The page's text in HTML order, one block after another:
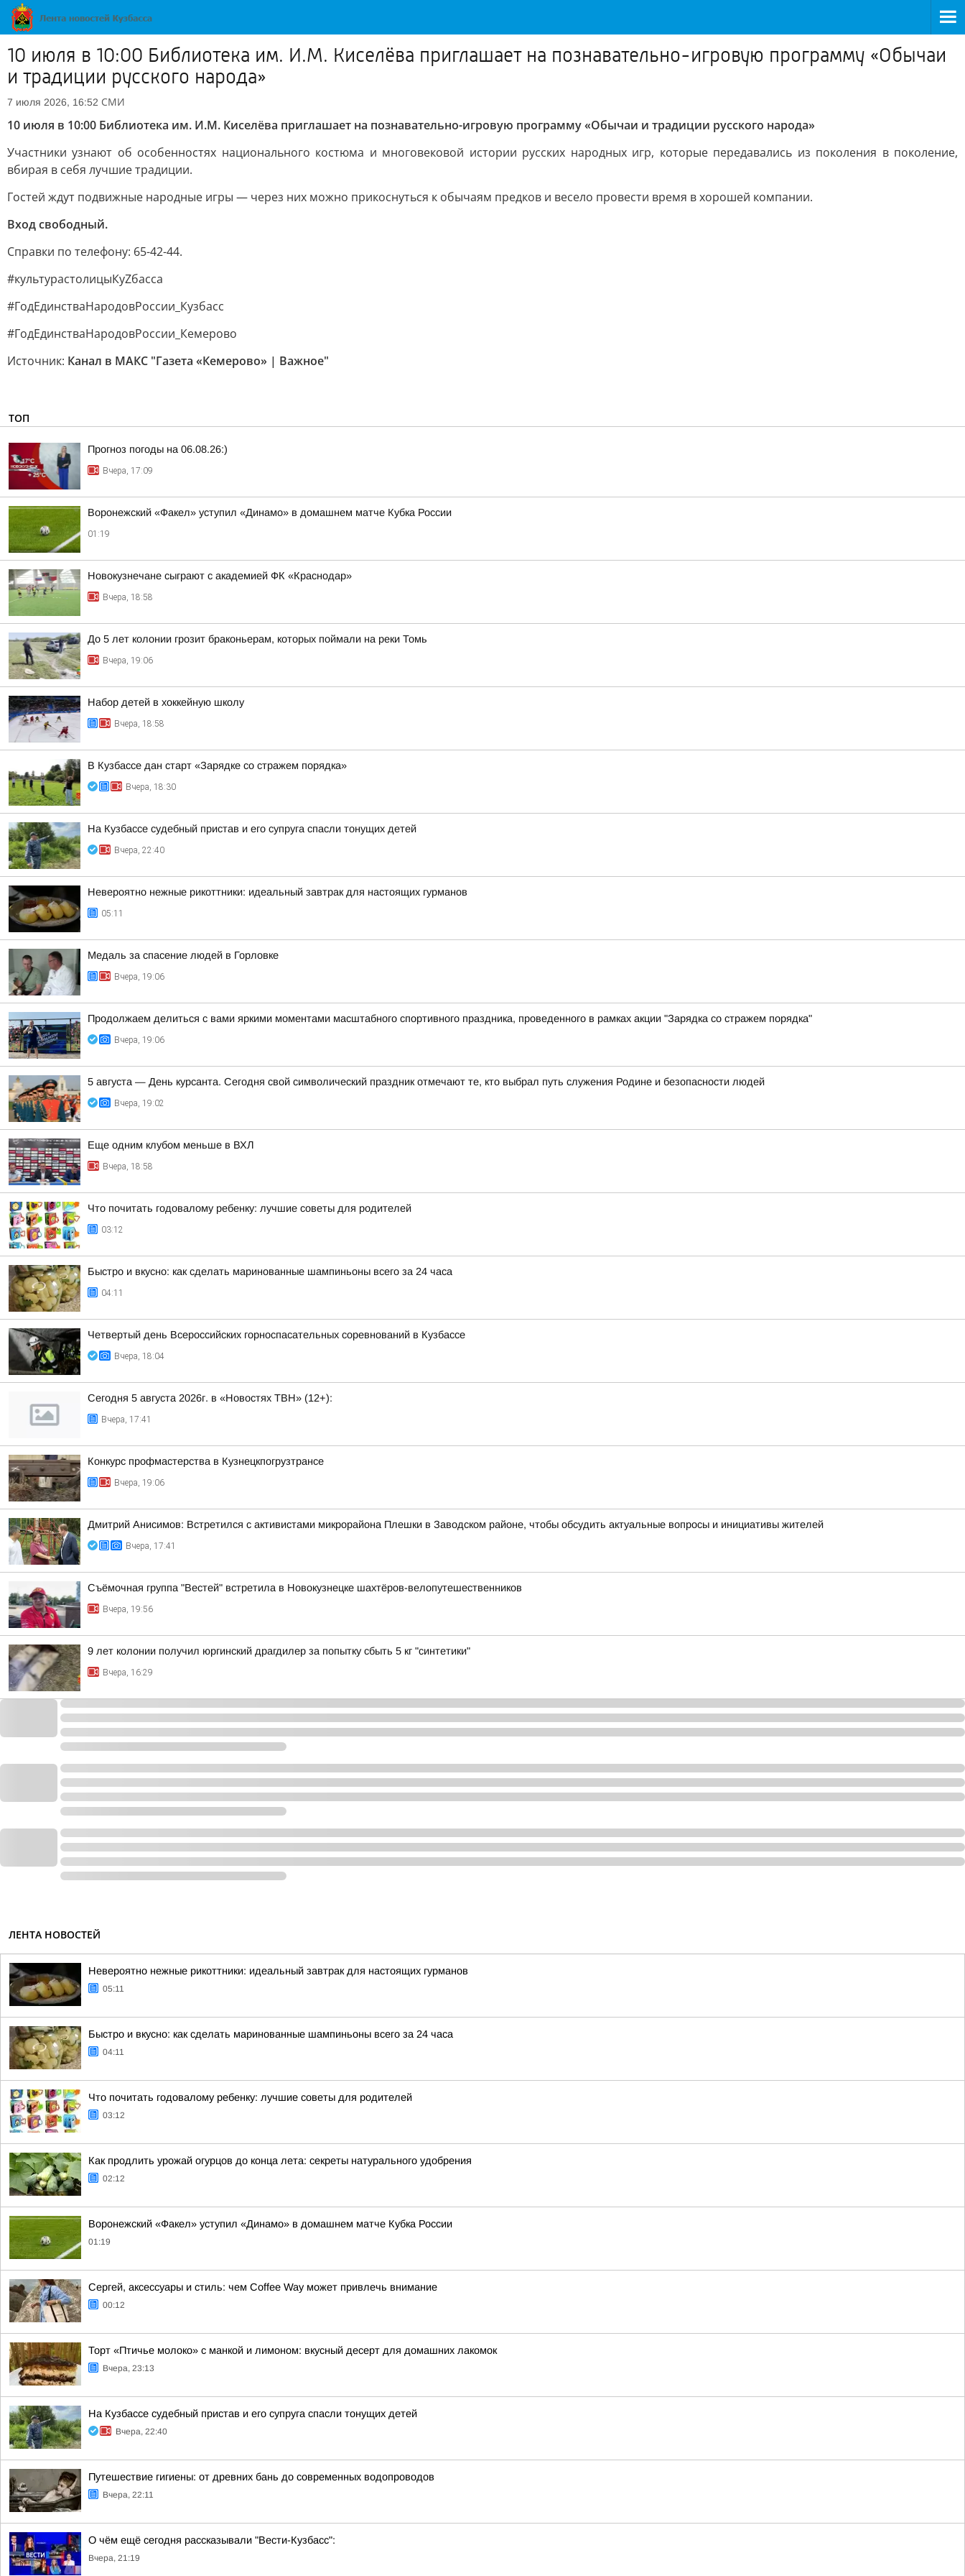
10 июля в 10:00 Библиотека им. И.М. Киселёва приглашает на познавательно-игровую программу «Обычаи
и традиции русского народа»
7 июля 2026, 16:52 СМИ
10 июля в 10:00 Библиотека им. И.М. Киселёва приглашает на познавательно-игровую программу «Обычаи и традиции русского народа»
Участники узнают об особенностях национального костюма и многовековой истории русских народных игр, которые передавались из поколения в поколение,
вбирая в себя лучшие традиции.
Гостей ждут подвижные народные игры — через них можно прикоснуться к обычаям предков и весело провести время в хорошей компании.
Вход свободный.
Справки по телефону: 65-42-44.
#культурастолицыКуZбасса
#ГодЕдинстваНародовРоссии_Кузбасс
#ГодЕдинстваНародовРоссии_Кемерово
Источник: Канал в МАКС "Газета «Кемерово» | Важное"
ТОП
Прогноз погоды на 06.08.26:)
Вчера, 17:09
Воронежский «Факел» уступил «Динамо» в домашнем матче Кубка России
01:19
Новокузнечане сыграют с академией ФК «Краснодар»
Вчера, 18:58
До 5 лет колонии грозит браконьерам, которых поймали на реки Томь
Вчера, 19:06
Набор детей в хоккейную школу
Вчера, 18:58
В Кузбассе дан старт «Зарядке со стражем порядка»
Вчера, 18:30
На Кузбассе судебный пристав и его супруга спасли тонущих детей
Вчера, 22:40
Невероятно нежные рикоттники: идеальный завтрак для настоящих гурманов
05:11
Медаль за спасение людей в Горловке
Вчера, 19:06
Продолжаем делиться с вами яркими моментами масштабного спортивного праздника, проведенного в рамках акции "Зарядка со стражем порядка"
Вчера, 19:06
5 августа — День курсанта. Сегодня свой символический праздник отмечают те, кто выбрал путь служения Родине и безопасности людей
Вчера, 19:02
Еще одним клубом меньше в ВХЛ
Вчера, 18:58
Что почитать годовалому ребенку: лучшие советы для родителей
03:12
Быстро и вкусно: как сделать маринованные шампиньоны всего за 24 часа
04:11
Четвертый день Всероссийских горноспасательных соревнований в Кузбассе
Вчера, 18:04
Сегодня 5 августа 2026г. в «Новостях ТВН» (12+):
Вчера, 17:41
Конкурс профмастерства в Кузнецкпогрузтрансе
Вчера, 19:06
Дмитрий Анисимов: Встретился с активистами микрорайона Плешки в Заводском районе, чтобы обсудить актуальные вопросы и инициативы жителей
Вчера, 17:41
Съёмочная группа "Вестей" встретила в Новокузнецке шахтёров-велопутешественников
Вчера, 19:56
9 лет колонии получил юргинский драгдилер за попытку сбыть 5 кг "синтетики"
Вчера, 16:29
ЛЕНТА НОВОСТЕЙ
Невероятно нежные рикоттники: идеальный завтрак для настоящих гурманов
05:11
Быстро и вкусно: как сделать маринованные шампиньоны всего за 24 часа
04:11
Что почитать годовалому ребенку: лучшие советы для родителей
03:12
Как продлить урожай огурцов до конца лета: секреты натурального удобрения
02:12
Воронежский «Факел» уступил «Динамо» в домашнем матче Кубка России
01:19
Сергей, аксессуары и стиль: чем Coffee Way может привлечь внимание
00:12
Торт «Птичье молоко» с манкой и лимоном: вкусный десерт для домашних лакомок
Вчера, 23:13
На Кузбассе судебный пристав и его супруга спасли тонущих детей
Вчера, 22:40
Путешествие гигиены: от древних бань до современных водопроводов
Вчера, 22:11
О чём ещё сегодня рассказывали "Вести-Кузбасс":
Вчера, 21:19